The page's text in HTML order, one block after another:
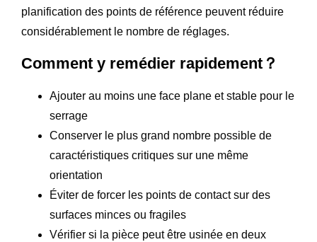
planification des points de référence peuvent réduire
considérablement le nombre de réglages.
Comment y remédier rapidement？
Ajouter au moins une face plane et stable pour le
serrage
Conserver le plus grand nombre possible de
caractéristiques critiques sur une même
orientation
Éviter de forcer les points de contact sur des
surfaces minces ou fragiles
Vérifier si la pièce peut être usinée en deux